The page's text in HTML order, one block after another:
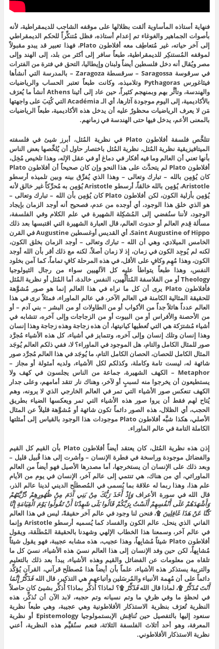
فنهاية أستاذه المأساوية ألقت بظلالها على موقفه الشاجب للديمقراطية، لأنه
بأصوات الجماهير والغوغاء تم إعدام أستاذه، فظل مُتنكِّراً للحكم الديمقراطي
إلى آخر حياته، غير مُتعاطِف معه أفلاطون Plato، فهذا تعبير قد يبدو مقبولاً
لموقفه المُستنكِر للديمقراطية، طبعاً سافر إلى أكثر من بلد، إلى الهند وإلى
مصر ويُقال أنه دخل فلسطين أيضاً ولبنان وإيطاليا، التحق في فترة من الفترات
في سرقوسة Saragossa – سرقسطة Zaragoza – بالمدرسة التي أنشأها
فيثاغورس Pythagoras وتلاميذه، وكانت طبعاً تعتبر الحساب والرياضيات
والهندسة، وتأثَّر بهم وبمنهجم كثيراً، حين عاد إلى أثينا Athens أنشأ ما يُعرَف
بالأكاديمية، إلى اليوم موجودة آثارها، أي الـ Académia التي كُتِبَ على واجهتها
مَن لا يعرف الرياضيات محظورٌ عليه أن يدخل هذه الأكاديمية، طبعاً الرياضيات
بالمعنى الأعم، يدخل فيها حتى الهندسة في زمانهم.
تتلخَّص فلسفة أفلاطون Plato في نظرية المُثل، أبرز شيئ في فلسفته
الميتافيزيقية نظرية المُثل، نظرية المُثل باختصار حاول أن يُلخِّصها بعض الناس
بأنها تعني أن العالم وما فيه أفكار في دماغ أو في عقل الإله، وهذا تلخيص مُخِل،
أفلاطون Plato لم يتحدَّث على هذا النحو وإن كان صحيحاً أن أفلاطون Plato
كان يُؤمِن بالله – تبارك وتعالى – وهذا الذي يُفرِّق بينه وبين تلميذه أرسطو
Aristotle، يُؤمِن بالله خالقاً، أرسطو Aristotle يُؤمِن به مُحرِّكاً غير خالق لأنه
يُؤمِن بأزلية الكون، لكن أفلاطون Plato كان يُؤمِن بأن الله – تبارك وتعالى –
هو الذي خلق هذا الوجود، أي أوجده من عدم، فصحيح أنه أوجد الزمان بإيجاد
الوجود، لأننا سنُفضي إلى المُشكِلة الشهيرة في علم الكلام وفي الفلسفة،
مسألة قِدم العالم أو حدوث العالم، قال العبارة الشهيرة التي اقتبسها بعد ذلك
Saint Augustine of Hippo، أي القديس أوغسطين Augustine في القرن
الخامس الميلادي، وهي أن الله – تبارك وتعالى – أوجد الزمان بخلق الكون،
لكنه لم يُوجِد الكون في زمان، إذ لا زمان أصلاً، لكنه مع ذلك أقر بأن الله أوجد
الكون، وهذا مُهِم وكافٍ على الأقل، في هذه المرحلة كافٍ تماماً، كما آمن بخلود
النفس، وهذا طبعاً يتواطأ عليه كل الآلهيين سواء من رجال الثيولوجيا
Theology أو من الفلاسفة المُتألِّهين، النفس خالدة، أما المُثل أو نظرية المُثل
فأفلاطون Plato يرى أن كل ما نراه في هذا العالم إنما هو صور مُشوَّهة
للحقيقة المثالية الكامنة في العالم الآخر، في عالم الماوراء، فمثلاً نرى في هذا
العالم عدداً هائلاً جداً من الأكواب أو من الطاولات أو من البشر – بني آدم – أو
من الأحصنة والأفراس أو من البيوت أو من الزجاجات وإلى آخره، تتشابه في
أشياء مُشترَكة هي التي تُعطيها كيانيتها، أن هذه زجاجة وهذه زجاجة وهذا إنسان
وهذا إنسان وتلك إنسان وإلى آخره، وتتمايز في أشياء، كل هذه الأشياء مُجرَّد
صور للمثال الكامل والتام، هل الموجود في الماوراء؟ لا، ففي ذلكم العالم يُوجَد
المثال الكامل للحصان، الحصان الكامل التام، ما يُوجَد في هذا العالم مُجرَّد صور
شائهة له، ليست تامة وكاملة، وكذلكم لكل الأشياء، ولديه أمثولة أو مجاز –
Metaphor – الكهف الشهيرة، جماعة من الناس يجلسون في كهف ولا
يستطيعون أن يخرجوا منه لسببٍ أو لآخر، وهناك نار تتقد أمامهم، وعلى جدار
الكهف تنعكس صور الأشياء التي تمر في العالم الخارجي الذي لا يرونه، وهم
يُتاح لهم فقط أن يروا صور هذه الأشياء التي تمر ويعكسها الضياء بطريق
الحجب، أي الظلال، هذه الصور دائماً تكون شائهة أو مُشوَّهة قليلاً عن المثال
الأصلي، هكذا شبَّه أفلاطون Plato موجودات هذا الوجود بالقياس إلى أمثلتها
الكاملة التامة في عالم الماوراء.
إذن هذه نظرية المُثل، كان يعتقد أيضاً أفلاطون Plato بأن القيم كل القيم
والفضائل موجودة وراسخة في فطرة الإنسان – وأشرت إلى هذا قُبيل قليل –
وبعد ذلك على الإنسان أن يستخرجها، أما مصدرها الأصيل فهو أيضاً من العالم
الماورائي، أي من هناك، هي تنتمي إلى عالم آخر، الإنسان في يوم من الأيام
علم هذا، وهذا ربما له علاقة بما يُسمى في المُصطلَح الديني لدينا عالم الذر،
قال الله في سورة الأعرافوَإِذْ أَخَذَ رَبُّكَ مِنْ بَنِي آَدَمَ مِنْ ظُهُورِهِمْ ذُرِّيَّتَهُمْ
وَأَشْهَدَهُمْ عَلَى أَنْفُسِهِمْ أَلَسْتُ بِرَبِّكُمْ قَالُوا بَلَى شَهِدْنَا أَنْ تَقُولُوا يَوْمَ الْقِيَامَةِ إِنَّا
كُنَّا عَنْ هَذَا غَافِلِينَ ۩، فنحن لنا وجود في عالم آخر حقيقةً، ليس في هذا العالم
الفاني الذي ينحل، عالم الكون والفساد كما يُسميه أرسطو Aristotle وإنما
في عالم آخر، وسمعنا هذا الخطاب الإلهي وشهدنا بالحقيقة المُطلَقة، ويقول
أفلاطون Plato شيئاً مُشابِهاً، وهذا عجيب، هذه مشابه عجيبة، فهو يقول شيئاً
مُشابِهاً، لكن حين وفد الإنسان إلى هذا العالم نسيَ هذه الأشياء، نسيَ كل ما
تلقاه من معلومات عن الفضائل والقيم وهذه الأشياء، يبدأ بعد ذلك بالتعليم
والتريبة يستذكر هذه الأشياء، علماً بأن أيضاً هذا مُصطلَح قرآني، القرآن يُؤكِّد
دائماً على أن مُهِمة الأنبياء والمُرسَلين وأتباعهم هي التذكير، قال اللهفَذَكِّرْ إِنَّمَا
أَنْتَ مُذَكِّرٌ ۩، لماذا قال اللهفَذَكِّرْ ۩؟ لماذا؟ أُذكِّر بماذا؟ أُذكِّر بشيئ كان حاصلاً
في لحظةٍ ما وفي ظرفٍ ما وتم نسيانه وتم حجبه، لابد الآن أن نُذكِّر، هذه
النظرية تُعرَف بنظرية الاستذكار الأفلاطونية وهي عجيبة، وهي طبعاً نظرية
سنعود إليها بالتفصيل حين نُناقِش الإبستمولوجيا Epistemology أو نظرية
المعرفة، وهو أحد أثلاث الفلسفة الثلاثة، فنعم سنُقيِّم هذه النظرية، أعني
نظرية الاستذكار الأفلاطوني.